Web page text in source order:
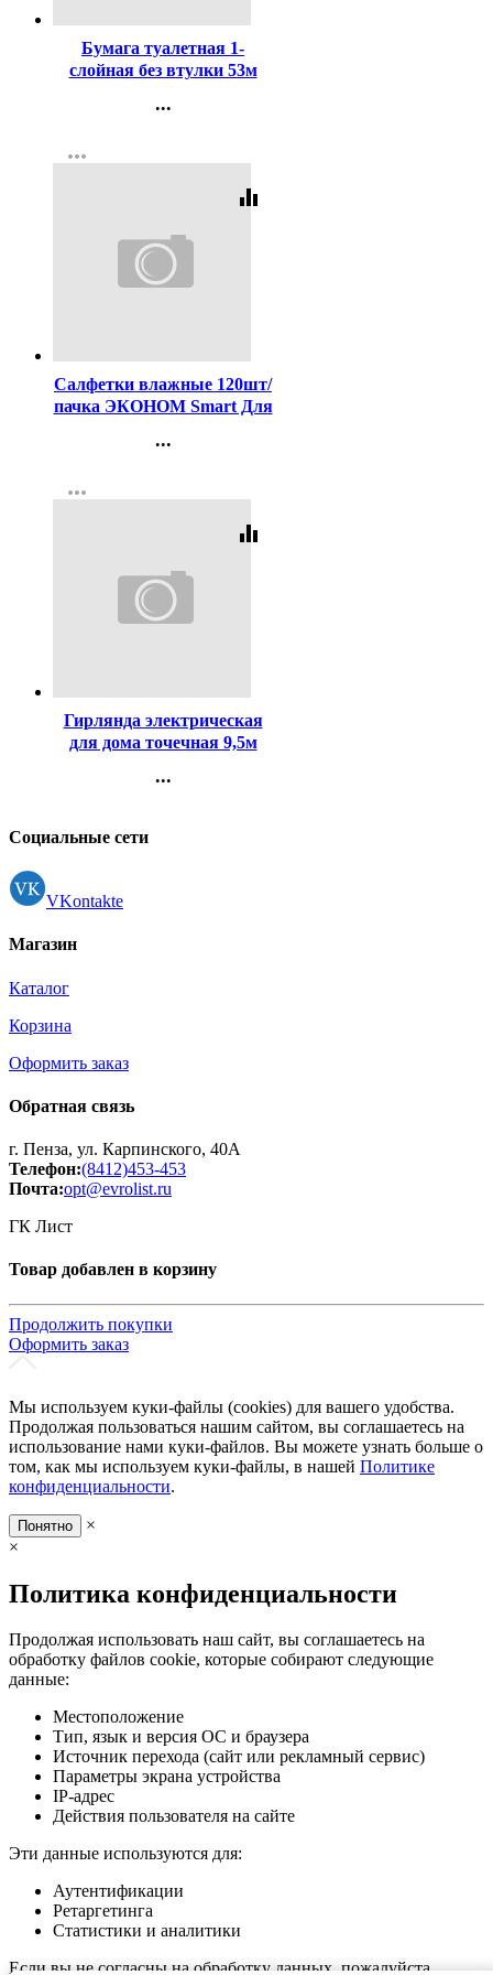
Бумага туалетная 1-
слойная без втулки 53м
...
Регистрация
more_horiz
equalizer
Салфетки влажные 120шт/
пачка ЭКОНОМ Smart Для
с крышкой (Ст.16)
...
Регистрация
more_horiz
equalizer
Гирлянда электрическая
для дома точечная 9,5м
(зеленый провод)
...
Регистрация
Социальные сети
VKontakte
Магазин
Каталог
Корзина
Оформить заказ
Обратная связь
г. Пенза, ул. Карпинского, 40А
Телефон:(8412)453-453
Почта:opt@evrolist.ru
ГК Лист
Товар добавлен в корзину
Продолжить покупки
Оформить заказ
Мы используем куки-файлы (cookies) для вашего удобства.
Продолжая пользоваться нашим сайтом, вы соглашаетесь на
использование нами куки-файлов. Вы можете узнать больше о
том, как мы используем куки-файлы, в нашей Политике
конфиденциальности.
Понятно
×
×
Политика конфиденциальности
Продолжая использовать наш сайт, вы соглашаетесь на
обработку файлов cookie, которые собирают следующие
данные:
Местоположение
Тип, язык и версия ОС и браузера
Источник перехода (сайт или рекламный сервис)
Параметры экрана устройства
IP-адрес
Действия пользователя на сайте
Эти данные используются для:
Аутентификации
Ретаргетинга
Статистики и аналитики
Если вы не согласны на обработку данных, пожалуйста,